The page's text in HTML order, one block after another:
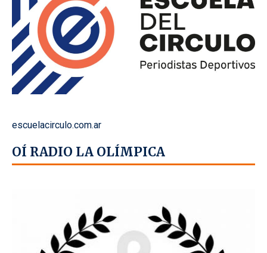
escuelacirculo.com.ar
OÍ RADIO LA OLÍMPICA